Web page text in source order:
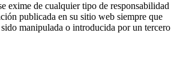
exime de cualquier tipo de responsabilidad
publicada en su sitio web siempre que
manipulada o introducida por un tercero